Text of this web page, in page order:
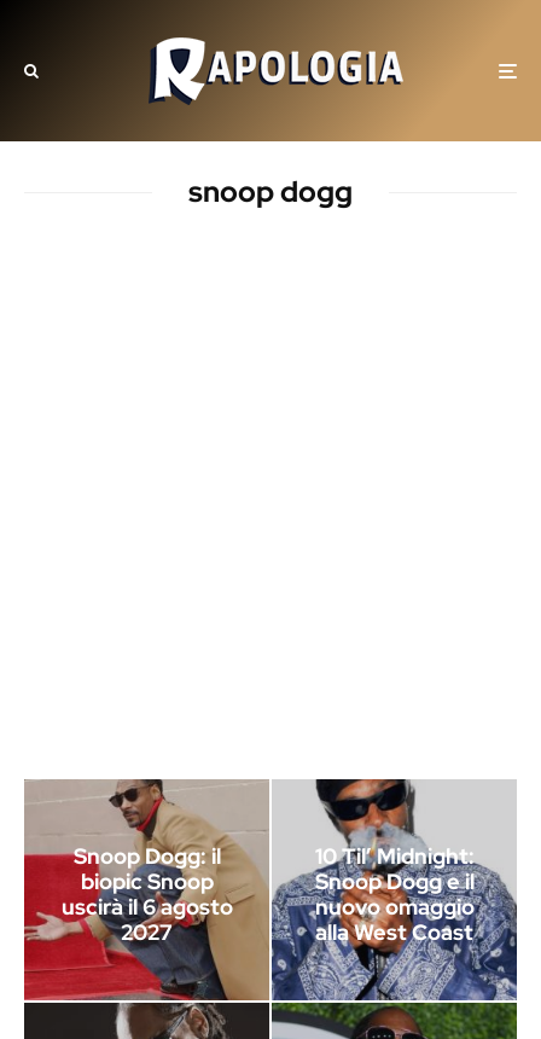
snoop dogg
Snoop Dogg: il
biopic Snoop
uscirà il 6 agosto
2027
10 Til’ Midnight:
Snoop Dogg e il
nuovo omaggio
alla West Coast